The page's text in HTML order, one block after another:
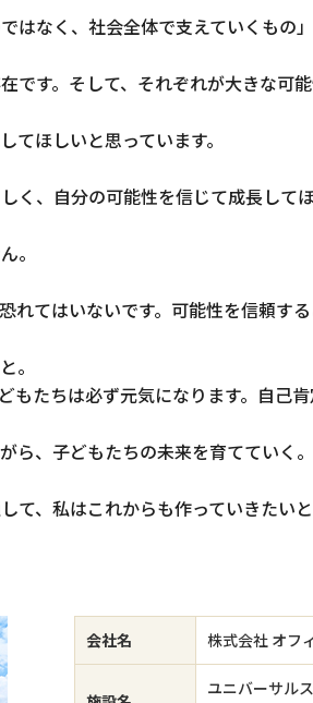
なく、社会全体で支えていくもの」
す。そして、それぞれが大きな可能
ほしいと思っています。
く、自分の可能性を信じて成長してほ
。
てはいないです。可能性を信頼する
。
たちは必ず元気になります。自己肯
ら、子どもたちの未来を育てていく。
、私はこれからも作っていきたいと
会社名 株式会社 オフ
ユニバーサル